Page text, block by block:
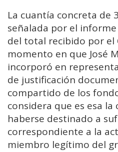
La cuantía concreta de
señalada por el
del total recibido por el
momento en que José
incorporó en
de justificación
compartido de los
considera que es esa
haberse destinado a
correspondiente a la
miembro legítimo del